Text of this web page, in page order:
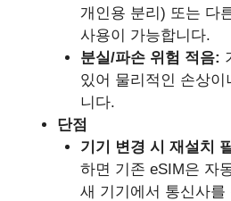
개인용 분리) 또는 다
사용이 가능합니다.
분실/파손 위험 적음:
있어 물리적인 손상
니다.
단점
기기 변경 시 재설치
하면 기존 eSIM은 자
새 기기에서 통신사를